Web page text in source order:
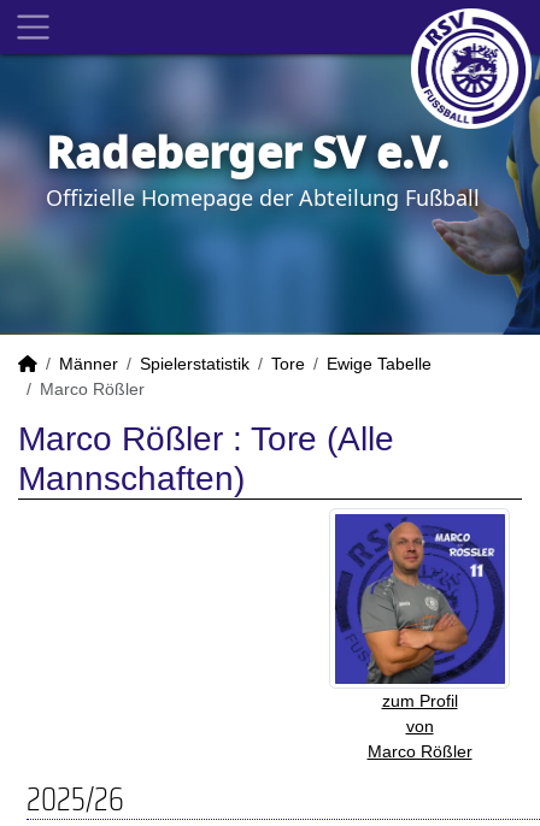
Radeberger SV e.V.
Offizielle Homepage der Abteilung Fußball
Männer Spielerstatistik Tore
Ewige Tabelle
Marco Rößler
Marco Rößler : Tore (Alle
Mannschaften)
zum Profil
von
Marco Rößler
2025/26